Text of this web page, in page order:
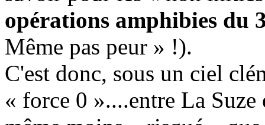
opérations amphibies du
Même pas peur » !).
C'est donc, sous un ciel
« force 0 »....entre La